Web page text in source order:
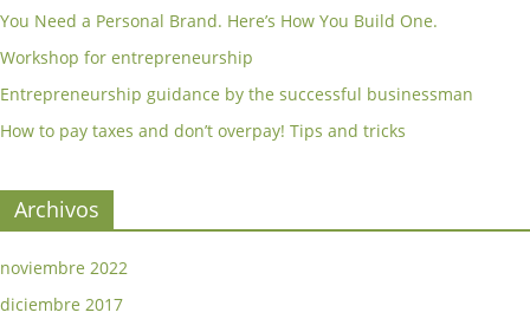
You Need a Personal Brand. Here’s How You Build One.
Workshop for entrepreneurship
Entrepreneurship guidance by the successful businessman
How to pay taxes and don’t overpay! Tips and tricks
Archivos
noviembre 2022
diciembre 2017